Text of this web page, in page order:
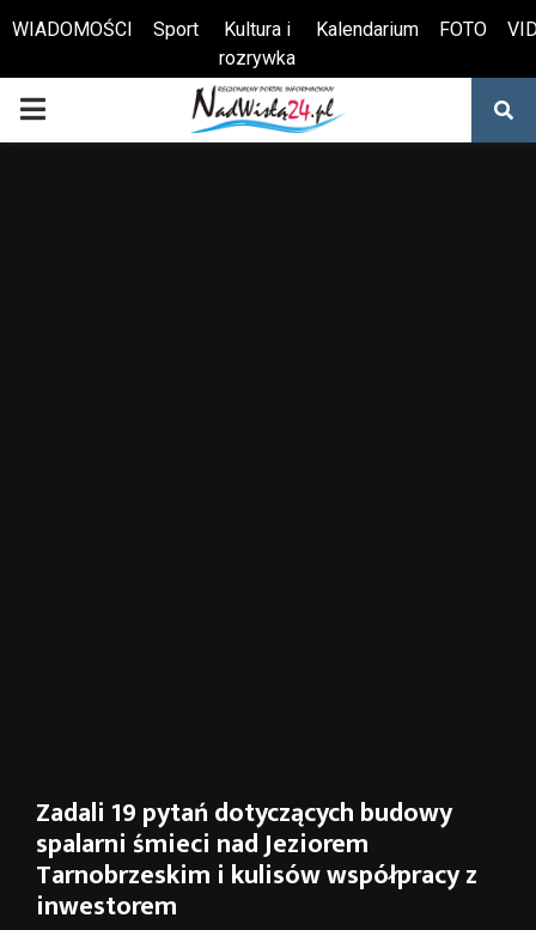
Otwórz pasek narzędzi
WIADOMOŚCI Sport
Kultura i
rozrywka
Kalendarium FOTO
PRIMARY
Zadali 19 pytań dotyczących budowy
spalarni śmieci nad Jeziorem
Tarnobrzeskim i kulisów współpracy z
inwestorem